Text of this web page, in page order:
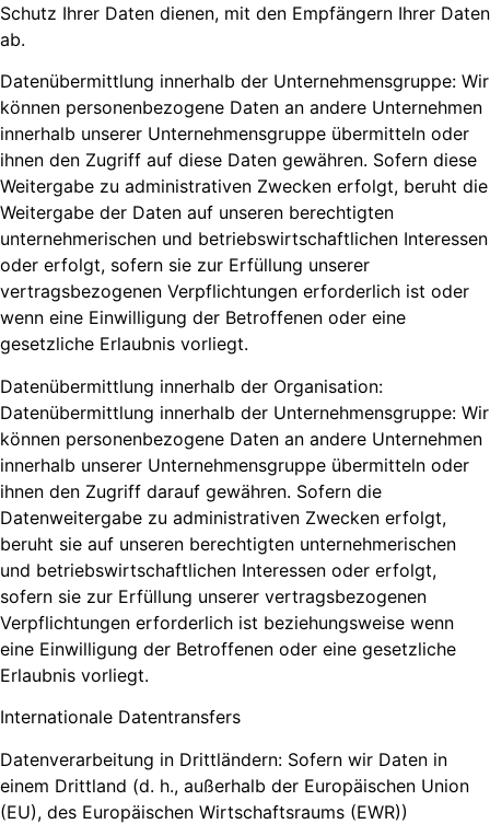
Schutz Ihrer Daten dienen, mit den Empfängern Ihrer Daten
ab.
Datenübermittlung innerhalb der Unternehmensgruppe: Wir
können personenbezogene Daten an andere Unternehmen
innerhalb unserer Unternehmensgruppe übermitteln oder
ihnen den Zugriff auf diese Daten gewähren. Sofern diese
Weitergabe zu administrativen Zwecken erfolgt, beruht die
Weitergabe der Daten auf unseren berechtigten
unternehmerischen und betriebswirtschaftlichen Interessen
oder erfolgt, sofern sie zur Erfüllung unserer
vertragsbezogenen Verpflichtungen erforderlich ist oder
wenn eine Einwilligung der Betroffenen oder eine
gesetzliche Erlaubnis vorliegt.
Datenübermittlung innerhalb der Organisation:
Datenübermittlung innerhalb der Unternehmensgruppe: Wir
können personenbezogene Daten an andere Unternehmen
innerhalb unserer Unternehmensgruppe übermitteln oder
ihnen den Zugriff darauf gewähren. Sofern die
Datenweitergabe zu administrativen Zwecken erfolgt,
beruht sie auf unseren berechtigten unternehmerischen
und betriebswirtschaftlichen Interessen oder erfolgt,
sofern sie zur Erfüllung unserer vertragsbezogenen
Verpflichtungen erforderlich ist beziehungsweise wenn
eine Einwilligung der Betroffenen oder eine gesetzliche
Erlaubnis vorliegt.
Internationale Datentransfers
Datenverarbeitung in Drittländern: Sofern wir Daten in
einem Drittland (d. h., außerhalb der Europäischen Union
(EU), des Europäischen Wirtschaftsraums (EWR))